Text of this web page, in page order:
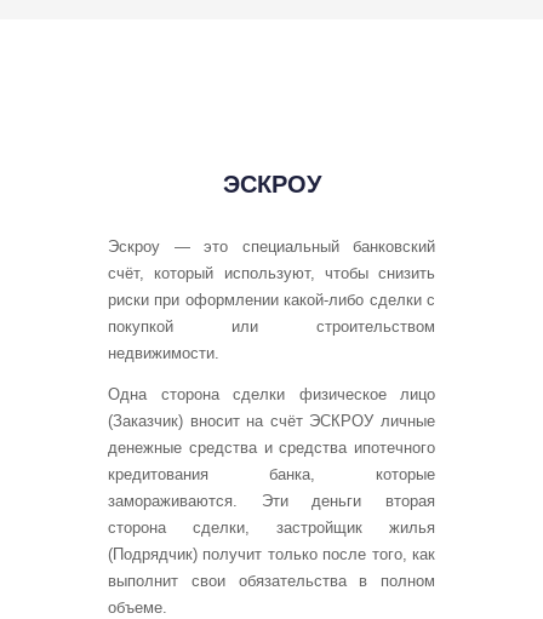
ЭСКРОУ
Эскроу — это специальный банковский
счёт, который используют, чтобы снизить
риски при оформлении какой-либо сделки с
покупкой или строительством
недвижимости.
Одна сторона сделки физическое лицо
(Заказчик) вносит на счёт ЭСКРОУ личные
денежные средства и средства ипотечного
кредитования банка, которые
замораживаются. Эти деньги вторая
сторона сделки, застройщик жилья
(Подрядчик) получит только после того, как
выполнит свои обязательства в полном
объеме.